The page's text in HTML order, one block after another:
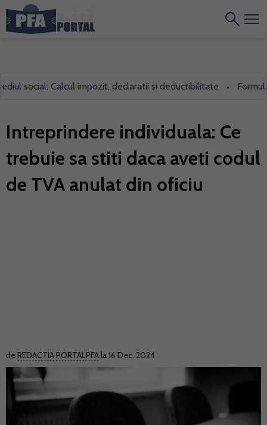
social: Calcul impozit, declaratii si deductibilitate •
Intreprindere individuala: Ce
trebuie sa stiti daca aveti codul
de TVA anulat din oficiu
de REDACTIA PORTALPFA la 16 Dec. 2024